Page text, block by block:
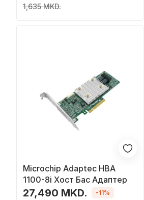
1,635 MKD.
Microchip Adaptec HBA
1100-8i Хост Бас Адаптер
27,490 MKD. -11%